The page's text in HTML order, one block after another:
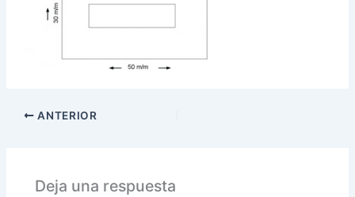
ANTERIOR
Deja una respuesta